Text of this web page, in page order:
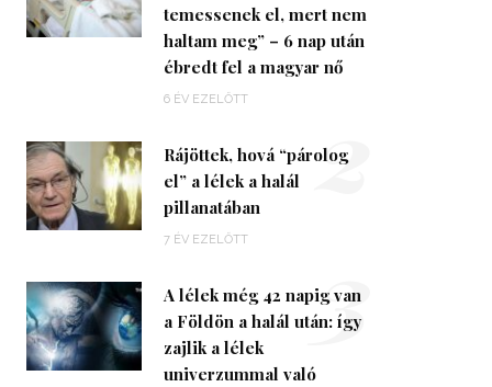
temessenek el, mert nem
haltam meg” – 6 nap után
ébredt fel a magyar nő
6 ÉV EZELŐTT
Rájöttek, hová “párolog
el” a lélek a halál
pillanatában
7 ÉV EZELŐTT
2
A lélek még 42 napig van
a Földön a halál után: így
zajlik a lélek
univerzummal való
3